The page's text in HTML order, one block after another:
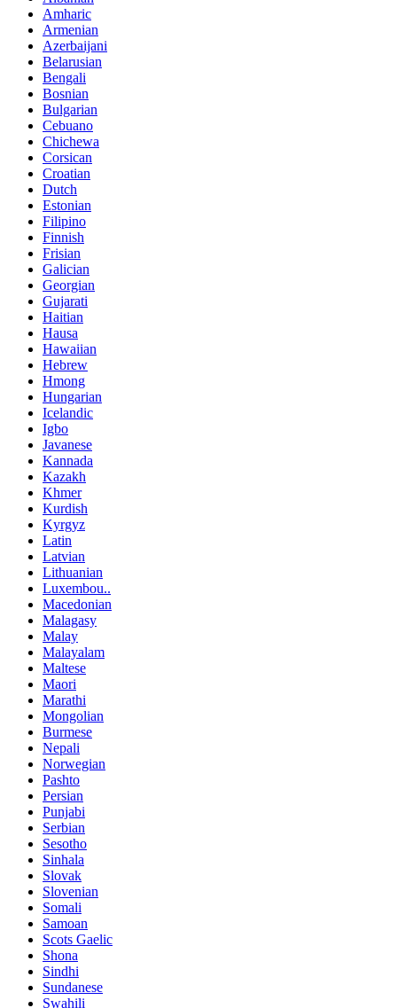
Amharic
Armenian
Azerbaijani
Belarusian
Bengali
Bosnian
Bulgarian
Cebuano
Chichewa
Corsican
Croatian
Dutch
Estonian
Filipino
Finnish
Frisian
Galician
Georgian
Gujarati
Haitian
Hausa
Hawaiian
Hebrew
Hmong
Hungarian
Icelandic
Igbo
Javanese
Kannada
Kazakh
Khmer
Kurdish
Kyrgyz
Latin
Latvian
Lithuanian
Luxembou..
Macedonian
Malagasy
Malay
Malayalam
Maltese
Maori
Marathi
Mongolian
Burmese
Nepali
Norwegian
Pashto
Persian
Punjabi
Serbian
Sesotho
Sinhala
Slovak
Slovenian
Somali
Samoan
Scots Gaelic
Shona
Sindhi
Sundanese
Swahili